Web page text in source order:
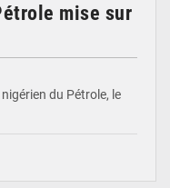
mise sur
du Pétrole, le